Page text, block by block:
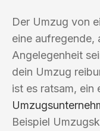
Der Umzug von
eine aufregende,
Angelegenheit
dein Umzug
ist es ratsam, ein
Beispiel